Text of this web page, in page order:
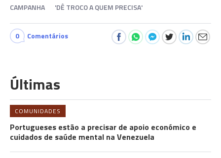
CAMPANHA 'DÊ TROCO A QUEM PRECISA'
0 Comentários
Últimas
COMUNIDADES
Portugueses estão a precisar de apoio económico e
cuidados de saúde mental na Venezuela